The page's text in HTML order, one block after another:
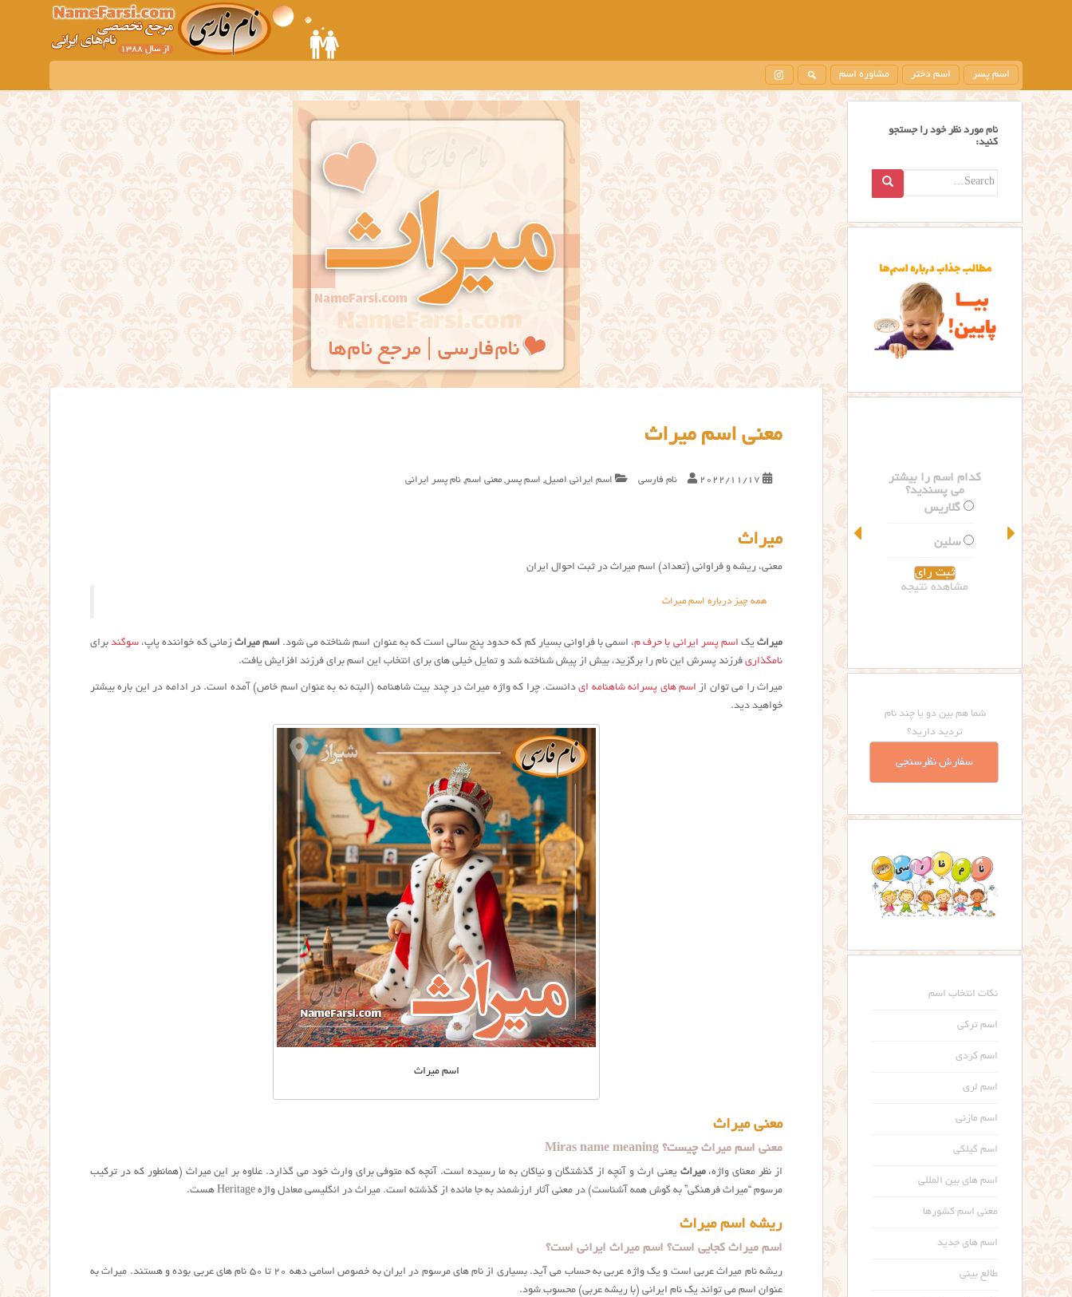
m
i
n
t
e
n
اسم پسر اسم دختر مشاوره اسم
معنی اسم میراث
2022/11/17 نام فارسی اسم ایرانی اصیل, اسم پسر , معنی اسم, نام پسر ایرانی
میراث
معنی، ریشه و فراوانی (تعداد) اسم میراث در ثبت احوال ایران
همه چیز درباره اسم میراث
میراث یک اسم پسر ایرانی با حرف م، اسمی با فراوانی بسیار کم که حدود پنج سالی است که به عنوان اسم شناخته می شود. اسم ميراث زمانی که خواننده پاپ، سوگندبرای
نامگذاری فرزند پسرش این نام را برگزید، بیش از پیش شناخته شد و تمایل خیلی های برای انتخاب این اسم برای فرزند افزایش یافت.
میراث را می توان از اسم های پسرانه شاهنامه ایدانست. چرا که واژه ميراث در چند بیت شاهنامه (البته نه به عنوان اسم خاص) آمده است. در ادامه در این باره بیشتر
خواهید دید.
اسم میراث
معنی میراث
معنی اسم میراث چیست؟ Miras name meaning
از نظر معنای واژه،میراث یعنی ارث و آنچه از گذشتگان و نیاکان به ما رسیده است. آنچه که متوفی برای وارث خود می گذارد. علاوه بر این میراث (همانطور که در ترکیب
مرسوم “میراث فرهنگی” به گوش همه آشناست) در معنی آثار ارزشمند به جا مانده از گذشته است. میراث در انگلیسی معادل واژه Heritage هست.
ریشه اسم میراث
اسم میراث کجایی است؟ اسم میراث ایرانی است؟
ریشه نام میراث عربی است و یک واژه عربی به حساب می آید. بسیاری از نام های مرسوم در ایران به خصوص اسامی دهه ۲۰ تا ۵۰ نام های عربی بوده و هستند. میراث به
عنوان اسم می تواند یک نام ایرانی (با ریشه عربی) محسوب شود.
نام مورد نظر خود را جستجو
کنید:
Search
کدام اسم را بیشتر
می پسندید؟
گلاریس
سلین
مشاهده نتیجه
شما هم بین دو یا چند نام
تردید دارید؟
سفارش نظرسنجی
نکات انتخاب اسم
اسم ترکی
اسم کردی
اسم لری
اسم مازنی
اسم گیلکی
اسم های بین المللی
معنی اسم کشورها
اسم های جدید
طالع بینی